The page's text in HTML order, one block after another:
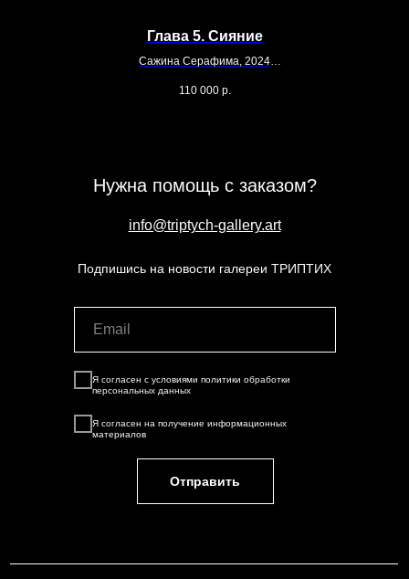
Глава 5. Сияние
Сажина Серафима, 2024
Холст, масло
110 000 р.
Нужна помощь с заказом?
info@triptych-gallery.art
Подпишись на новости галереи ТРИПТИХ
Я согласен с условиями политики обработки
персональных данных
Я согласен на получение информационных
материалов
Отправить